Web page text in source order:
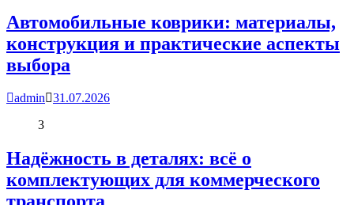
Автомобильные коврики: материалы,
конструкция и практические аспекты
выбора
admin 31.07.2026
3
Надёжность в деталях: всё о
комплектующих для коммерческого